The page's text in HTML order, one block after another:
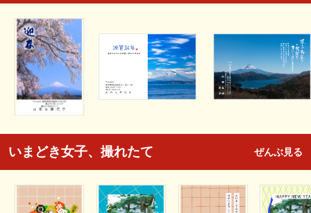
いまどき女子、撮れたて ぜんぶ見る